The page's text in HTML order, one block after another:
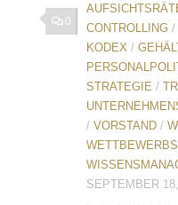
0
CONTROLLING /
KODEX /
STRATEGIE /
/ VORSTAND /
SEPTEMBER